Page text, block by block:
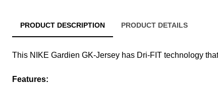
PRODUCT DESCRIPTION PRODUCT DETAILS
This NIKE Gardien GK-Jersey has Dri-FIT technology
Features: